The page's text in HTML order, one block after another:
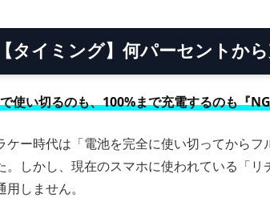
タイミング】何パーセントか
使い切るのも、100%まで充電するのも『
ケー時代は「電池を完全に使い切ってから
。しかし、現在のスマホに使われている「
しません。